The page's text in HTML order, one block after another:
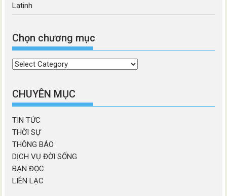
Latinh
Chọn chương mục
Chọn
mục
CHUYÊN MỤC
TIN TỨC
THỜI SỰ
THÔNG BÁO
DỊCH VỤ ĐỜI SỐNG
BẠN ĐỌC
LIÊN LẠC